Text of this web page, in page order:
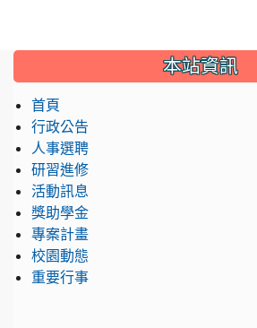
::: 本站資訊
首頁
行政公告
人事選聘
研習進修
活動訊息
獎助學金
專案計畫
校園動態
重要行事